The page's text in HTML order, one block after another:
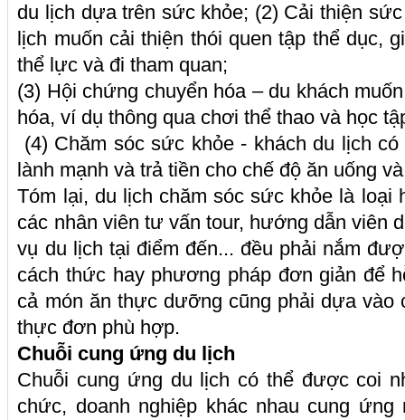
du lịch dựa trên sức khỏe; (2) Cải thiện
lịch muốn cải thiện thói quen tập thể dục,
thể lực và đi tham quan;
(3) Hội chứng chuyển hóa – du khách
hóa, ví dụ thông qua chơi thể thao và học
(4) Chăm sóc sức khỏe - khách du lịch
lành mạnh và trả tiền cho chế độ ăn uống
Tóm lại, du lịch chăm sóc sức khỏe là loại
các nhân viên tư vấn tour, hướng dẫn viên
vụ du lịch tại điểm đến... đều phải nắm
cách thức hay phương pháp đơn giản để
cả món ăn thực dưỡng cũng phải dựa vào
thực đơn phù hợp.
Chuỗi cung ứng du lịch
Chuỗi cung ứng du lịch có thể được coi
chức, doanh nghiệp khác nhau cung ứng